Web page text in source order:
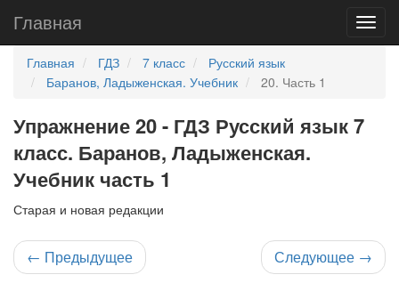
Главная
Главная ГДЗ 7 класс
Русский язык
Баранов, Ладыженская. Учебник
20. Часть 1
Упражнение 20 - ГДЗ Русский язык 7
класс. Баранов, Ладыженская.
Учебник часть 1
Старая и новая редакции
← Предыдущее Следующее →